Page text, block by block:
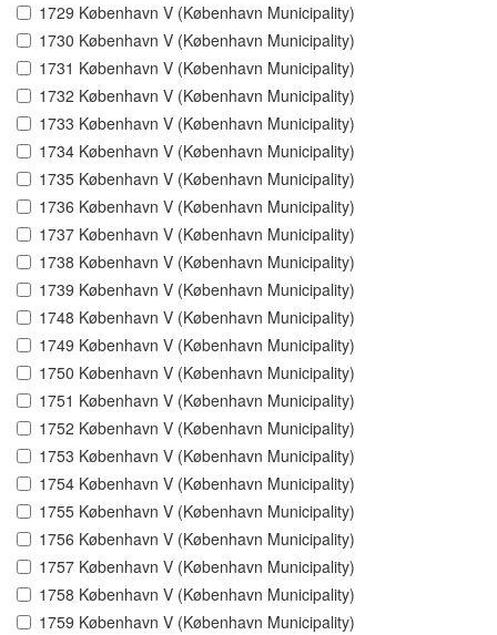
1729 København V (København Municipality)
1730 København V (København Municipality)
1731 København V (København Municipality)
1732 København V (København Municipality)
1733 København V (København Municipality)
1734 København V (København Municipality)
1735 København V (København Municipality)
1736 København V (København Municipality)
1737 København V (København Municipality)
1738 København V (København Municipality)
1739 København V (København Municipality)
1748 København V (København Municipality)
1749 København V (København Municipality)
1750 København V (København Municipality)
1751 København V (København Municipality)
1752 København V (København Municipality)
1753 København V (København Municipality)
1754 København V (København Municipality)
1755 København V (København Municipality)
1756 København V (København Municipality)
1757 København V (København Municipality)
1758 København V (København Municipality)
1759 København V (København Municipality)